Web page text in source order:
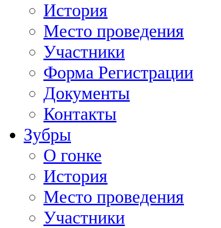
История
Место проведения
Участники
Форма Регистрации
Документы
Контакты
Зубры
О гонке
История
Место проведения
Участники